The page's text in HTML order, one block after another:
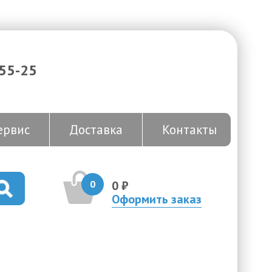
25
Доставка Контакты
0
0 ₽
Оформить заказ